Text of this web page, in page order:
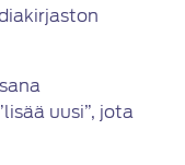
uusi”, jota